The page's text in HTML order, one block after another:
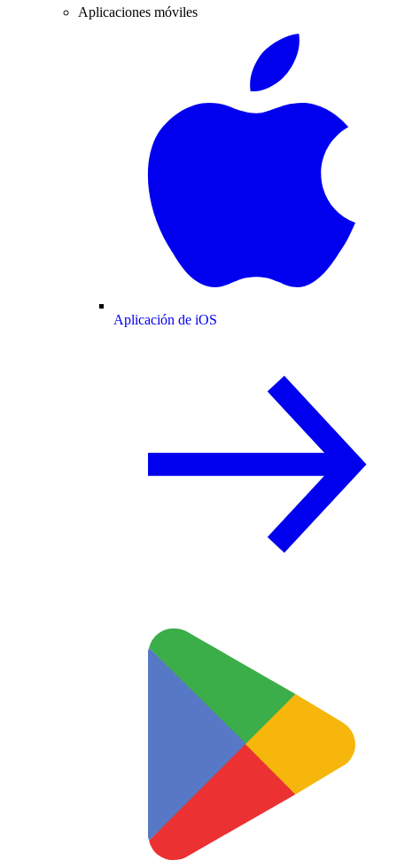
Aplicaciones móviles
Aplicación de iOS